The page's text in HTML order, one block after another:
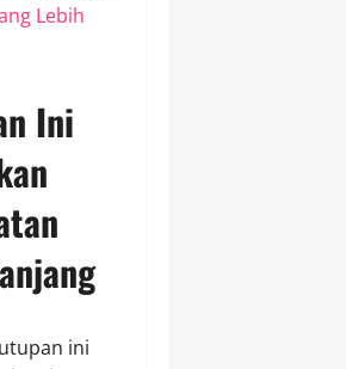
Lebih
Ini
ini